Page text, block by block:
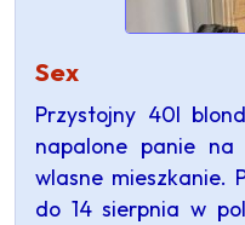
Sex
Przystojny 40l
napalone panie
wlasne mieszkanie.
do 14 sierpnia w